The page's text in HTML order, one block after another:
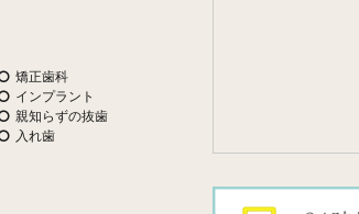
矯正歯科
インプラント
親知らずの抜歯
入れ歯